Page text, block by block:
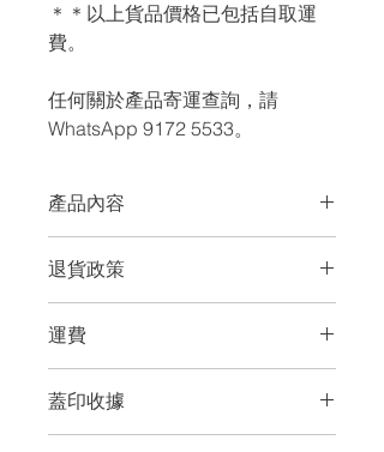
＊＊以上貨品價格已包括自取運
費。
任何關於產品寄運查詢，請
WhatsApp 9172 5533。
產品內容
張連結卡、2張感受需要列表、1塊善意
溝通對話版、1本說明書
尺寸：143mm x 105mm x 29mm
材料： PVC防水膠卡
退貨政策
顧客凡於JUST FEEL香港官方網站訂購
商品，若發現任何質量問題（包括卡缺
失、損毀等，極小瑕疵恕不接受），可
以在配件齊全的情況下，在簽收日起的
7天內享受無條件退貨服務。
運費
送服務，選擇到順豐智能櫃／順豐站取
貨，均不需額外支付運費 。
蓋印收據